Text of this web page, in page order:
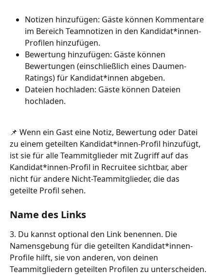
Notizen hinzufügen: Gäste können Kommentare
im Bereich Teamnotizen in den Kandidat*innen-
Profilen hinzufügen.
Bewertung hinzufügen: Gäste können
Bewertungen (einschließlich eines Daumen-
Ratings) für Kandidat*innen abgeben.
Dateien hochladen: Gäste können Dateien
hochladen.
📌 Wenn ein Gast eine Notiz, Bewertung oder Datei
zu einem geteilten Kandidat*innen-Profil hinzufügt,
ist sie für alle Teammitglieder mit Zugriff auf das
Kandidat*innen-Profil in Recruitee sichtbar, aber
nicht für andere Nicht-Teammitglieder, die das
geteilte Profil sehen.
Name des Links
3. Du kannst optional den Link benennen. Die
Namensgebung für die geteilten Kandidat*innen-
Profile hilft, sie von anderen, von deinen
Teammitgliedern geteilten Profilen zu unterscheiden.